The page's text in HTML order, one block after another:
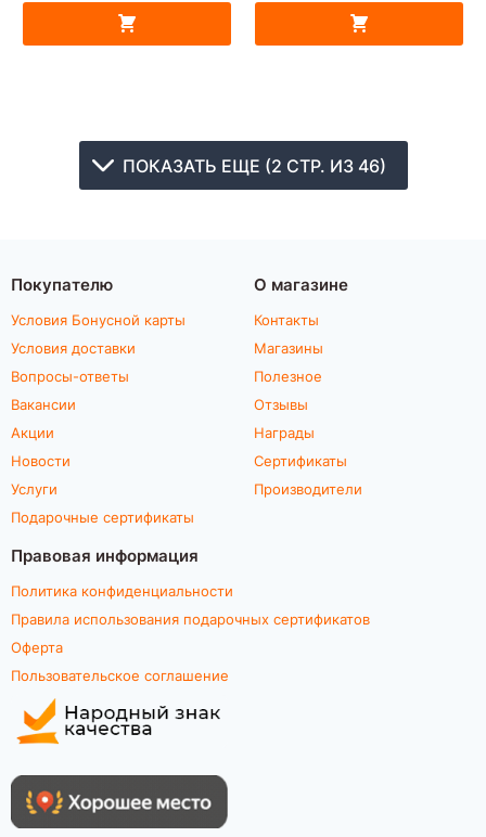
ПОКАЗАТЬ ЕЩЕ (2 СТР. ИЗ 46)
Покупателю
Условия Бонусной карты
Условия доставки
Вопросы-ответы
Вакансии
Акции
Новости
Услуги
Подарочные сертификаты
О магазине
Контакты
Магазины
Полезное
Отзывы
Награды
Сертификаты
Производители
Правовая информация
Политика конфиденциальности
Правила использования подарочных сертификатов
Оферта
Пользовательское соглашение